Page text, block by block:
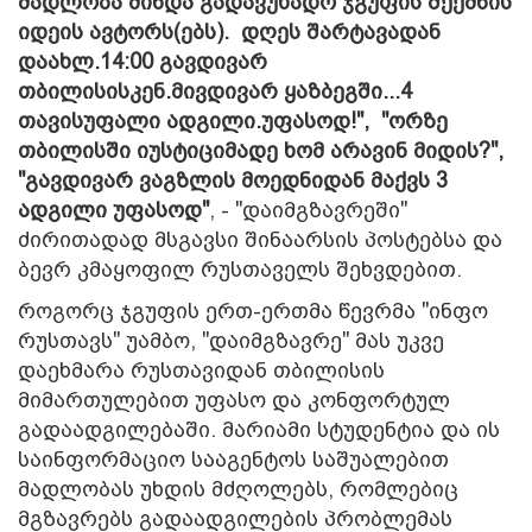
იდეის ავტორს(ებს). დღეს შარტავადან
დაახლ.14:00 გავდივარ
თბილისისკენ.მივდივარ ყაზბეგში...4
თავისუფალი ადგილი.უფასოდ!", "ორზე
თბილისში იუსტიციმადე ხომ არავინ მიდის?",
"გავდივარ ვაგზლის მოედნიდან მაქვს 3
ადგილი უფასოდ", - "დაიმგზავრეში"
ძირითადად მსგავსი შინაარსის პოსტებსა და
ბევრ კმაყოფილ რუსთაველს შეხვდებით.
როგორც ჯგუფის ერთ-ერთმა წევრმა "ინფო
რუსთავს" უამბო, "დაიმგზავრე" მას უკვე
დაეხმარა რუსთავიდან თბილისის
მიმართულებით უფასო და კონფორტულ
გადაადგილებაში. მარიამი სტუდენტია და ის
საინფორმაციო სააგენტოს საშუალებით
მადლობას უხდის მძღოლებს, რომლებიც
მგზავრებს გადაადგილების პრობლემას